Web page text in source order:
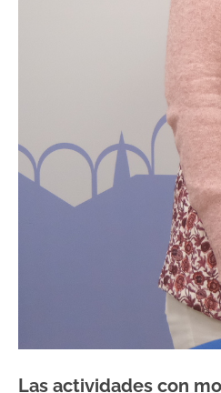
Las actividades con